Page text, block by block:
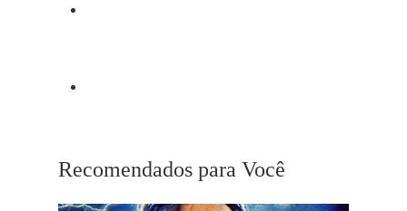
Recomendados para Você